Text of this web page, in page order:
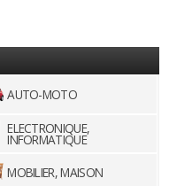
AUTO-MOTO
ELECTRONIQUE,
INFORMATIQUE
MOBILIER, MAISON